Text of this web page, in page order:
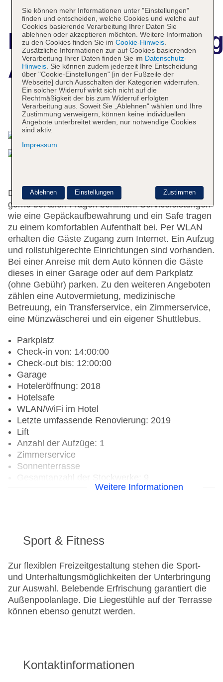
Arkk Homes
Das bietet Ihre Unterkunft
Das freundliche Personal an der Rezeption ist
gerne bei allen Fragen behilflich. Serviceleistungen
wie eine Gepäckaufbewahrung und ein Safe tragen
zu einem komfortablen Aufenthalt bei. Per WLAN
erhalten die Gäste Zugang zum Internet. Ein Aufzug
und rollstuhlgerechte Einrichtungen sind vorhanden.
Bei einer Anreise mit dem Auto können die Gäste
dieses in einer Garage oder auf dem Parkplatz
(ohne Gebühr) parken. Zu den weiteren Angeboten
zählen eine Autovermietung, medizinische
Betreuung, ein Transferservice, ein Zimmerservice,
eine Münzwäscherei und ein eigener Shuttlebus.
Parkplatz
Check-in von: 14:00:00
Check-out bis: 12:00:00
Garage
Hoteleröffnung: 2018
Hotelsafe
WLAN/WiFi im Hotel
Letzte umfassende Renovierung: 2019
Lift
Anzahl der Aufzüge: 1
Zimmerservice
Sonnenterrasse
Gesamtanzahl der Zimmer: 9Weitere Informationen
Sport & Fitness
Zur flexiblen Freizeitgestaltung stehen die Sport-
und Unterhaltungsmöglichkeiten der Unterbringung
zur Auswahl. Belebende Erfrischung garantiert die
Außenpoolanlage. Die Liegestühle auf der Terrasse
können ebenso genutzt werden.
Kontaktinformationen
Sie können mehr Informationen unter "Einstellungen"
finden und entscheiden, welche Cookies und welche auf
Cookies basierende Verarbeitung Ihrer Daten Sie
ablehnen oder akzeptieren möchten. Weitere Information
zu den Cookies finden Sie im Cookie-Hinweis.
Zusätzliche Informationen zur auf Cookies basierenden
Verarbeitung Ihrer Daten finden Sie im Datenschutz-
Hinweis. Sie können zudem jederzeit Ihre Entscheidung
über "Cookie-Einstellungen" [in der Fußzeile der
Webseite] durch Ausschalten der Kategorien widerrufen.
Ein solcher Widerruf wirkt sich nicht auf die
Rechtmäßigkeit der bis zum Widerruf erfolgten
Verarbeitung aus. Soweit Sie „Ablehnen“ wählen und Ihre
Zustimmung verweigern, können keine individuellen
Angebote unterbreitet werden, nur notwendige Cookies
sind aktiv.
Impressum
Zustimmen
Ablehnen Einstellungen